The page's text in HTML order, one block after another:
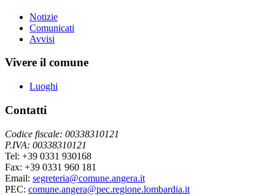
Notizie
Comunicati
Avvisi
Vivere il comune
Luoghi
Contatti
Codice fiscale: 00338310121
P.IVA: 00338310121
Tel: +39 0331 930168
Fax: +39 0331 960 181
Email: segreteria@comune.angera.it
PEC: comune.angera@pec.regione.lombardia.it